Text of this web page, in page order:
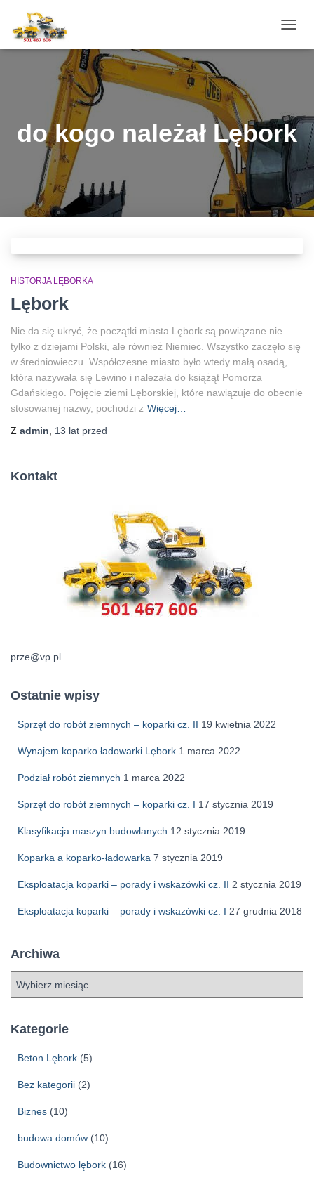
do kogo należał Lębork
HISTORJA LĘBORKA
Lębork
Nie da się ukryć, że początki miasta Lębork są powiązane nie
tylko z dziejami Polski, ale również Niemiec. Wszystko zaczęło się
w średniowieczu. Współczesne miasto było wtedy małą osadą,
która nazywała się Lewino i należała do książąt Pomorza
Gdańskiego. Pojęcie ziemi Lęborskiej, które nawiązuje do obecnie
stosowanej nazwy, pochodzi z Więcej…
Z admin 13 lat przed
Kontakt
prze@vp.pl
Ostatnie wpisy
Sprzęt do robót ziemnych – koparki cz. II 19 kwietnia 2022
Wynajem koparko ładowarki Lębork 1 marca 2022
Podział robót ziemnych 1 marca 2022
Sprzęt do robót ziemnych – koparki cz. I 17 stycznia 2019
Klasyfikacja maszyn budowlanych 12 stycznia 2019
Koparka a koparko-ładowarka 7 stycznia 2019
Eksploatacja koparki – porady i wskazówki cz. II 2 stycznia 2019
Eksploatacja koparki – porady i wskazówki cz. I 27 grudnia 2018
Archiwa
h
Kategorie
Beton Lębork (5)
Bez kategorii (2)
Biznes (10)
budowa domów (10)
Budownictwo lębork (16)